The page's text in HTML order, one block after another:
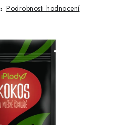
Podrobnosti hodnocení